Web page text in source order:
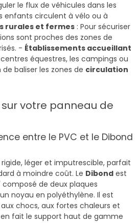
le flux de véhicules dans les
enfants circulent à vélo ou à
rurales et fermes : Pour sécuriser
sont proches des zones de
- Établissements accueillant
centres équestres, les campings ou
baliser les zones de circulation
sur votre panneau de
entre le PVC et le Dibond
léger et imputrescible, parfait
à moindre coût. Le Dibond est
de deux plaques
noyau en polyéthylène. Il est
chocs, aux fortes chaleurs et
fait le support haut de gamme